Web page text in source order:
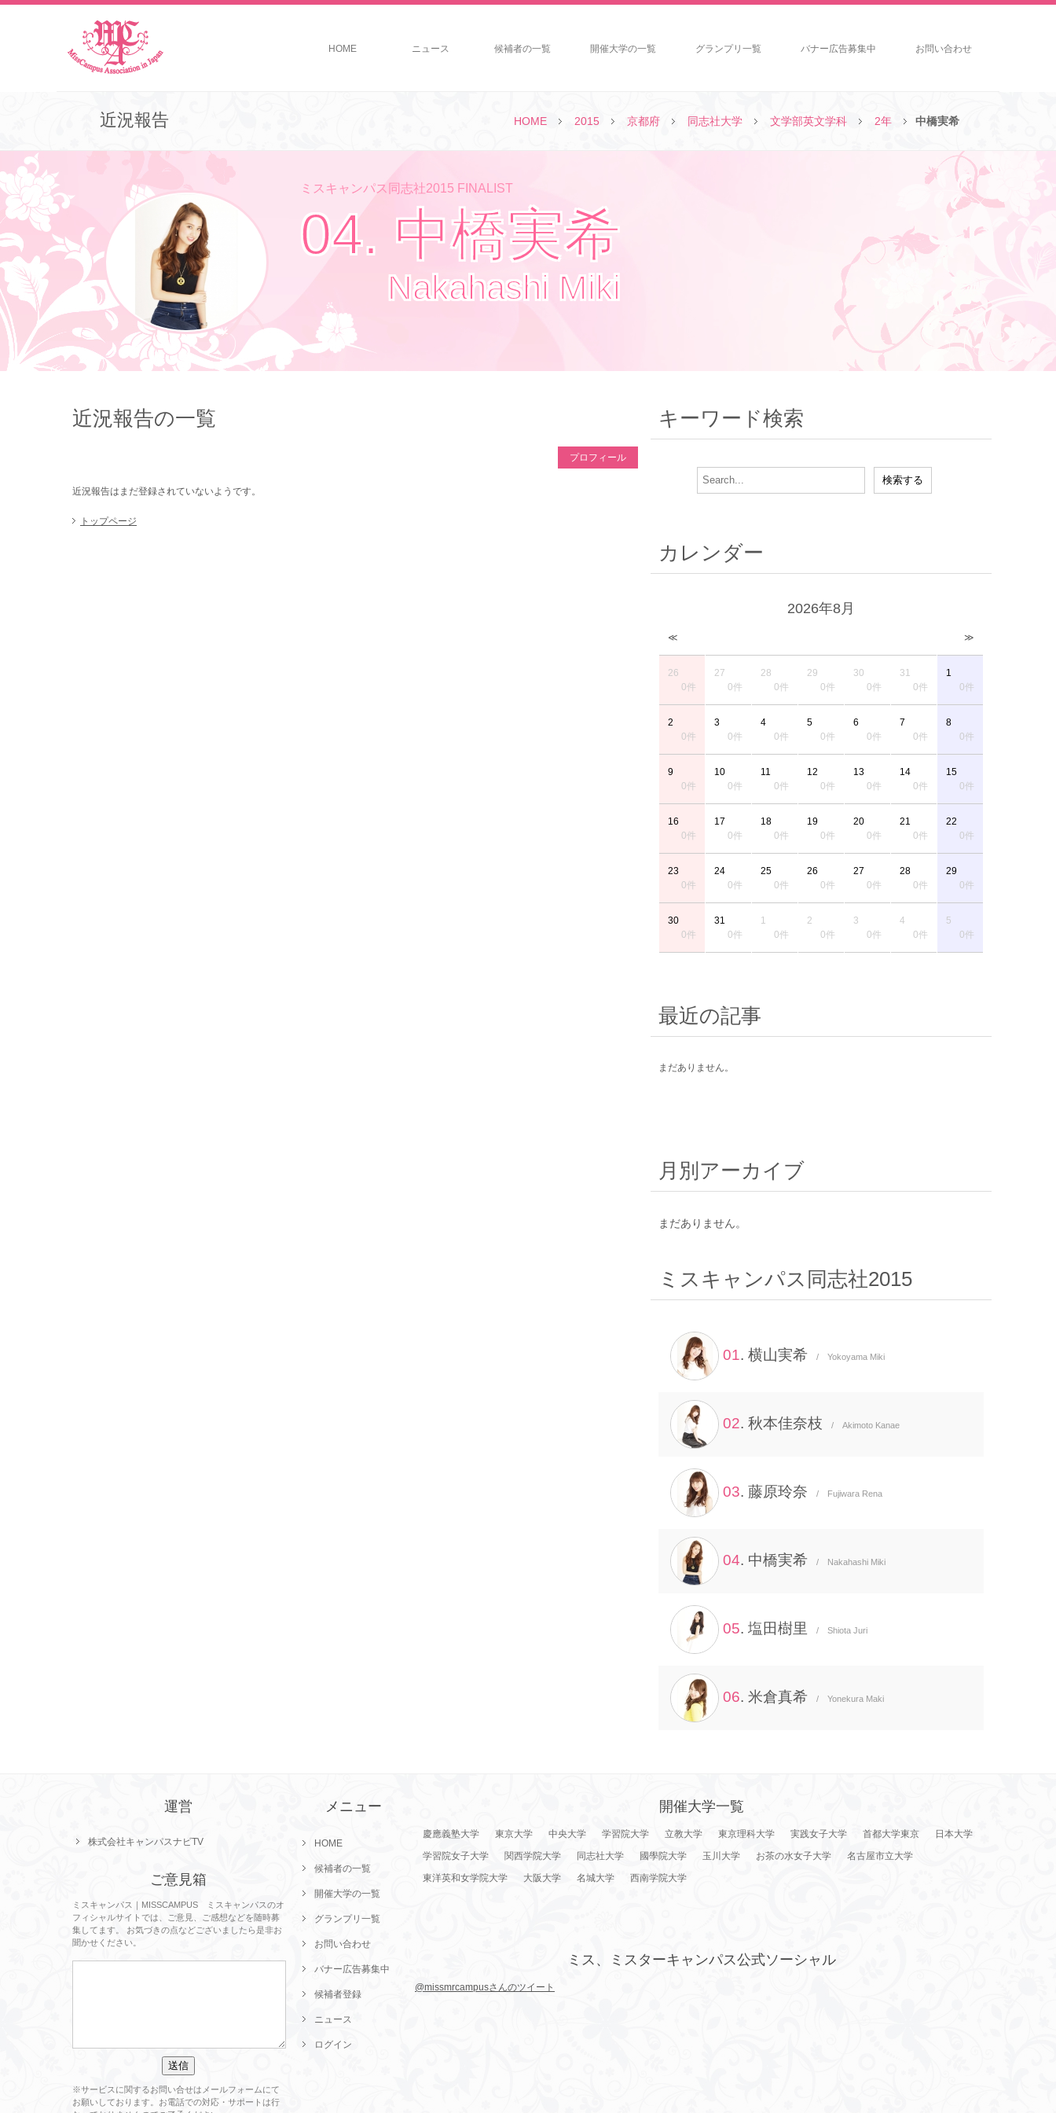
HOME ニュース 候補者の一覧 開催大学の一覧 グランプリ一覧 バナー広告募集中 お問い合わせ
HOME 2015 京都府 同志社大学 文学部英文学科 2年 中橋実希
近況報告
ミスキャンパス同志社2015 FINALIST
04. 中橋実希
Nakahashi Miki
近況報告の一覧
プロフィール
近況報告はまだ登録されていないようです。
トップページ
キーワード検索
カレンダー
2026年8月
≪ ≫
26
0件
27
0件
28
0件
29
0件
30
0件
31
0件
1
0件
2
0件
3
0件
4
0件
5
0件
6
0件
7
0件
8
0件
9
0件
10
0件
11
0件
12
0件
13
0件
14
0件
15
0件
16
0件
17
0件
18
0件
19
0件
20
0件
21
0件
22
0件
23
0件
24
0件
25
0件
26
0件
27
0件
28
0件
29
0件
30
0件
31
0件
1
0件
2
0件
3
0件
4
0件
5
0件
最近の記事
まだありません。
月別アーカイブ
まだありません。
ミスキャンパス同志社2015
01. 横山実希 / Yokoyama Miki
02. 秋本佳奈枝 / Akimoto Kanae
03. 藤原玲奈 / Fujiwara Rena
04. 中橋実希 / Nakahashi Miki
05. 塩田樹里 / Shiota Juri
06. 米倉真希 / Yonekura Maki
運営
株式会社キャンパスナビTV
ご意見箱
ミスキャンパス｜MISSCAMPUS ミスキャンパスのオ
フィシャルサイトでは、ご意見、ご感想などを随時募
集してます。 お気づきの点などございましたら是非お
聞かせください。
※サービスに関するお問い合せはメールフォームにて
お願いしております。お電話での対応・サポートは行
メニュー
HOME
候補者の一覧
開催大学の一覧
グランプリ一覧
お問い合わせ
バナー広告募集中
候補者登録
ニュース
ログイン
開催大学一覧
慶應義塾大学 東京大学 中央大学 学習院大学 立教大学 東京理科大学 実践女子大学 首都大学東京
日本大学
学習院女子大学
関西学院大学 同志社大学 國學院大学 玉川大学 お茶の水女子大学
名古屋市立大学
東洋英和女学院大学
大阪大学 名城大学 西南学院大学
ミス、ミスターキャンパス公式ソーシャル
@missmrcampusさんのツイート